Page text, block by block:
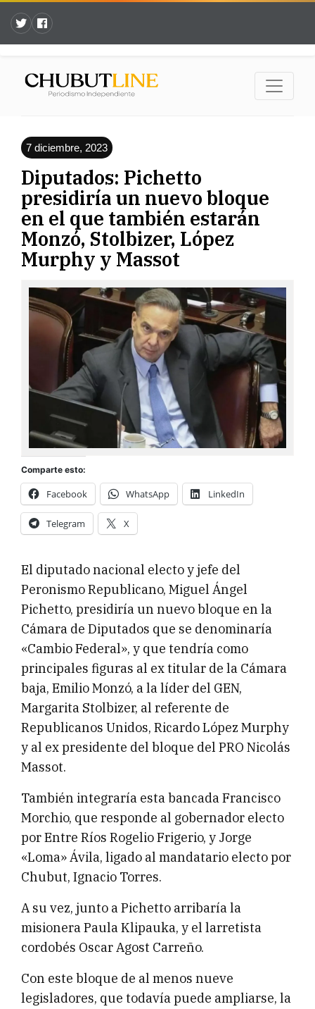
7 diciembre, 2023
Diputados: Pichetto
presidiría un nuevo bloque
en el que también estarán
Monzó, Stolbizer, López
Murphy y Massot
Comparte esto:
Facebook WhatsApp LinkedIn
Telegram X
El diputado nacional electo y jefe del
Peronismo Republicano, Miguel Ángel
Pichetto, presidiría un nuevo bloque en la
Cámara de Diputados que se denominaría
«Cambio Federal», y que tendría como
principales figuras al ex titular de la Cámara
baja, Emilio Monzó, a la líder del GEN,
Margarita Stolbizer, al referente de
Republicanos Unidos, Ricardo López Murphy
y al ex presidente del bloque del PRO Nicolás
Massot.
También integraría esta bancada Francisco
Morchio, que responde al gobernador electo
por Entre Ríos Rogelio Frigerio, y Jorge
«Loma» Ávila, ligado al mandatario electo por
Chubut, Ignacio Torres.
A su vez, junto a Pichetto arribaría la
misionera Paula Klipauka, y el larretista
cordobés Oscar Agost Carreño.
Con este bloque de al menos nueve
legisladores, que todavía puede ampliarse, la